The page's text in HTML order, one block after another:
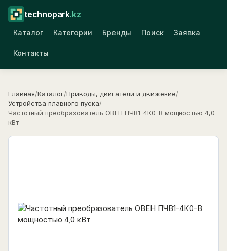
technopark.kz
Каталог Категории Бренды Поиск Заявка
Контакты
Главная/Каталог/Приводы, двигатели и движение/
Устройства плавного пуска/
Частотный преобразователь ОВЕН ПЧВ1-4К0-В мощностью 4,0
кВт